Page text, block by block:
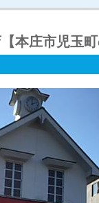
本庄市児玉町